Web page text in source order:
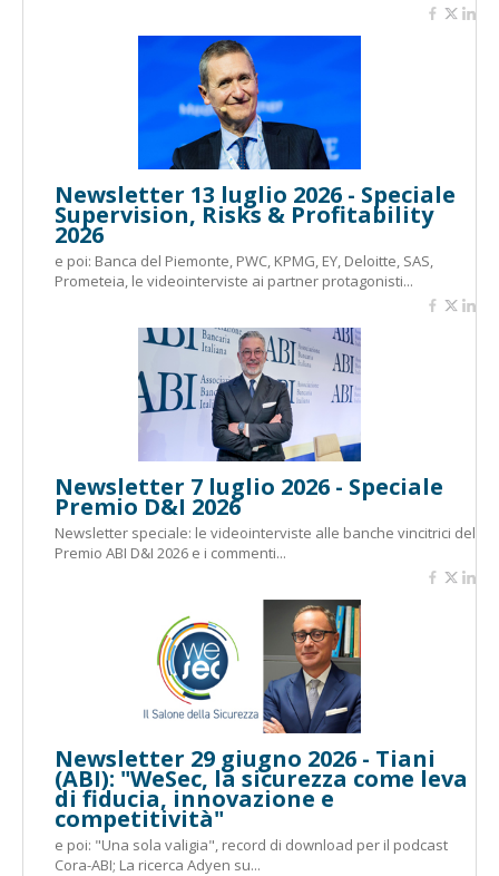
Newsletter 13 luglio 2026 - Speciale
Supervision, Risks & Profitability
2026
e poi: Banca del Piemonte, PWC, KPMG, EY, Deloitte, SAS,
Prometeia, le videointerviste ai partner protagonisti...
Newsletter 7 luglio 2026 - Speciale
Premio D&I 2026
Newsletter speciale: le videointerviste alle banche vincitrici del
Premio ABI D&I 2026 e i commenti...
Newsletter 29 giugno 2026 - Tiani
(ABI): "WeSec, la sicurezza come leva
di fiducia, innovazione e
competitività"
e poi: "Una sola valigia", record di download per il podcast
Cora-ABI; La ricerca Adyen su...